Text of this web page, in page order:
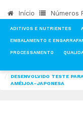
Início Números
ADITIVOS E NUTRIENTES
EMBALAMENTO E
PROCESSAMENTO
DESENVOLVIDO TESTE
AMÊIJOA-JAPONESA